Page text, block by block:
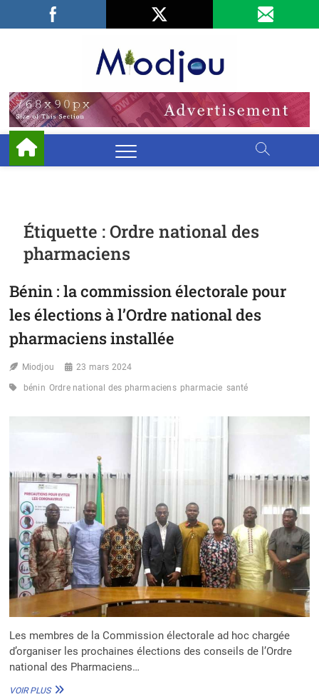
Facebook
LinkedIn
Étiquette :Ordre national des
pharmaciens
Bénin : la commission électorale pour
les élections à l’Ordre national des
pharmaciens installée
Miodjou 23 mars 2024
bénin Ordre national des pharmaciens pharmacie santé
Les membres de la Commission électorale ad hoc chargée
d’organiser les prochaines élections des conseils de l’Ordre
national des Pharmaciens…
VOIR PLUSBÉNIN